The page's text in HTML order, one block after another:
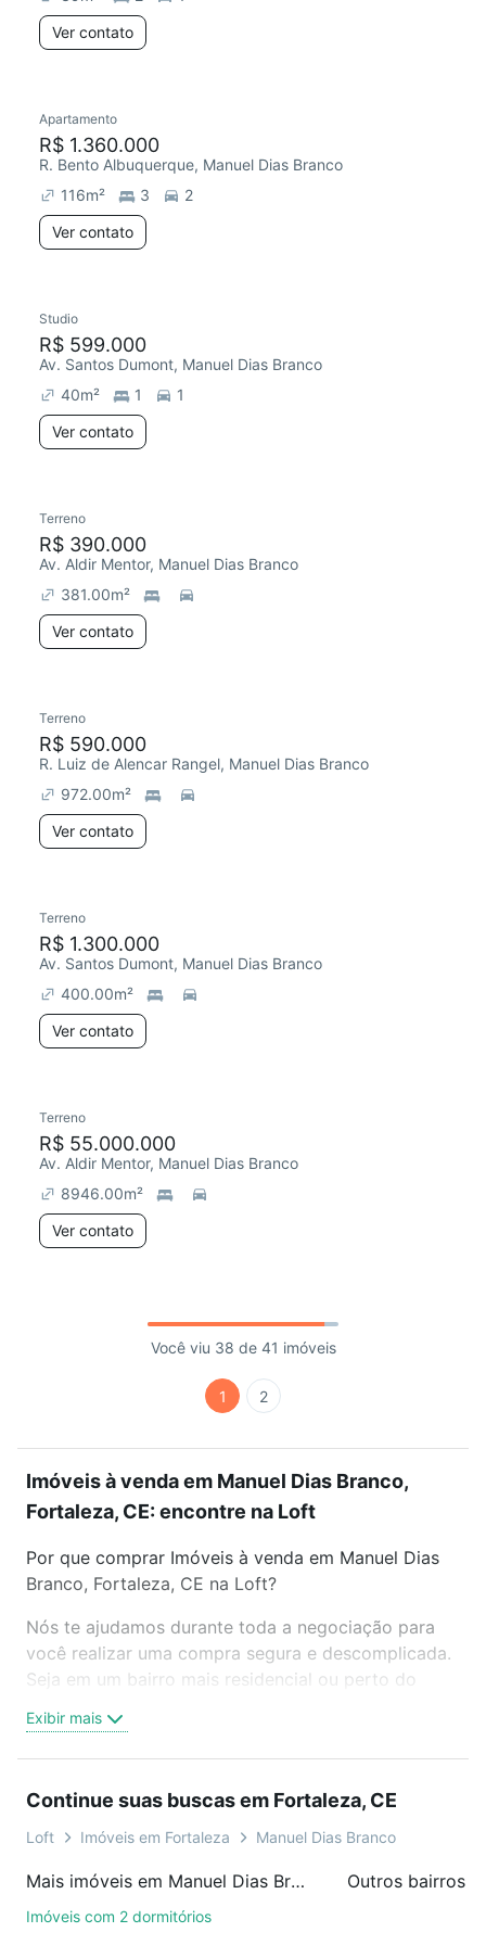
Ver contato
Apartamento
R$ 1.360.000
R. Bento Albuquerque, Manuel Dias Branco
116m² 3
2
Ver contato
Studio
R$ 599.000
Av. Santos Dumont, Manuel Dias Branco
40m² 1
1
Ver contato
Terreno
R$ 390.000
Av. Aldir Mentor, Manuel Dias Branco
381.00m²
Ver contato
Terreno
R$ 590.000
R. Luiz de Alencar Rangel, Manuel Dias Branco
972.00m²
Ver contato
Terreno
R$ 1.300.000
Av. Santos Dumont, Manuel Dias Branco
400.00m²
Ver contato
Terreno
R$ 55.000.000
Av. Aldir Mentor, Manuel Dias Branco
8946.00m²
Ver contato
Você viu 38 de 41 imóveis
1 2
Imóveis à venda em Manuel Dias Branco,
Fortaleza, CE: encontre na Loft
Por que comprar Imóveis à venda em Manuel Dias
Branco, Fortaleza, CE na Loft?
Nós te ajudamos durante toda a negociação para
você realizar uma compra segura e descomplicada.
Seja em um bairro mais residencial ou perto do
oferta ideal de Imóveis à venda em Manuel Dias
Branco, Fortaleza, CE para conquistar seu sonho.
é grátis, sem compromisso e você ainda conta com
mais de 46 mil corretores e imobiliárias te ajudando
Como escolher um imóvel?
Exibir mais
Continue suas buscas em Fortaleza, CE
Loft Imóveis em Fortaleza Manuel Dias Branco
Mais imóveis em Manuel Dias Branco
Imóveis com 2 dormitórios
Outros bairros